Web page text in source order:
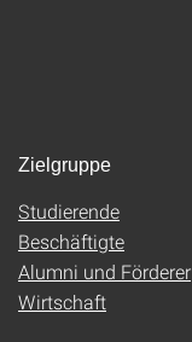
Zielgruppe
Studierende
Beschäftigte
Alumni und Förderer
Wirtschaft